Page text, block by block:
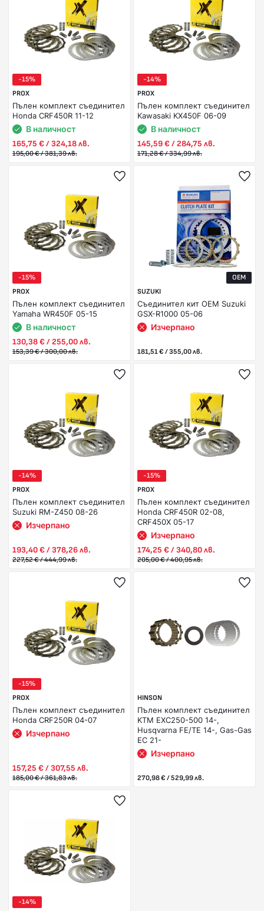
-15%
PROX
Пълен комплект съединител
Honda CRF450R 11-12
В наличност
165,75 € / 324,18 лв.
195,00 € / 381,39 лв.
-14%
PROX
Пълен комплект съединител
Kawasaki KX450F 06-09
В наличност
145,59 € / 284,75 лв.
171,28 € / 334,99 лв.
-15%
PROX
Пълен комплект съединител
Yamaha WR450F 05-15
В наличност
130,38 € / 255,00 лв.
153,39 € / 300,00 лв.
OEM
SUZUKI
Съединител кит OEM Suzuki
GSX-R1000 05-06
Изчерпано
181,51 € / 355,00 лв.
-14%
PROX
Пълен комплект съединител
Suzuki RM-Z450 08-26
Изчерпано
193,40 € / 378,26 лв.
227,52 € / 444,99 лв.
-15%
PROX
Пълен комплект съединител
Honda CRF450R 02-08,
CRF450X 05-17
Изчерпано
174,25 € / 340,80 лв.
205,00 € / 400,95 лв.
-15%
PROX
Пълен комплект съединител
Honda CRF250R 04-07
Изчерпано
157,25 € / 307,55 лв.
185,00 € / 361,83 лв.
HINSON
Пълен комплект съединител
KTM EXC250-500 14-,
Husqvarna FE/TE 14-, Gas-Gas
EC 21-
Изчерпано
270,98 € / 529,99 лв.
-14%